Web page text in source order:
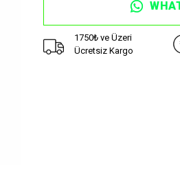
1750₺ ve Üzeri
Ücretsiz Kargo